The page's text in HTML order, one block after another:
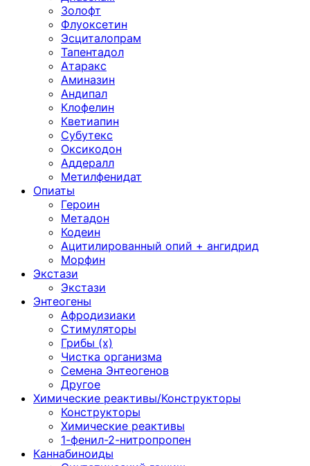
Золофт
Флуоксетин
Эсциталопрам
Тапентадол
Атаракс
Аминазин
Андипал
Клофелин
Кветиапин
Субутекс
Оксикодон
Аддералл
Метилфенидат
Опиаты
Героин
Метадон
Кодеин
Ацитилированный опий + ангидрид
Морфин
Экстази
Экстази
Энтеогены
Афродизиаки
Стимуляторы
Грибы (х)
Чистка организма
Семена Энтеогенов
Другое
Химические реактивы/Конструкторы
Конструкторы
Химические реактивы
1-фенил-2-нитропропен
Каннабиноиды